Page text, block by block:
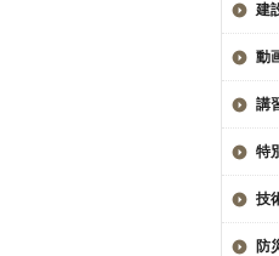
建
動
講
特
技
防